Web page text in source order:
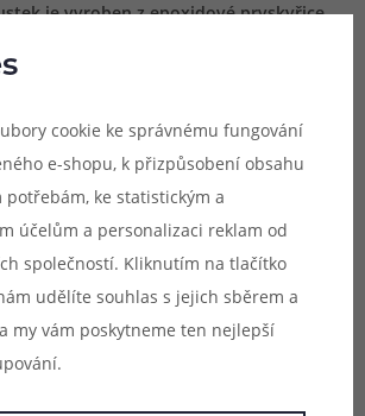
je vyroben z epoxidové pryskyřice
kus má jinou barvu a vzor. Tyto
předem určit a náustky jsou
cookie ke správnému fungování
e-shopu, k přizpůsobení obsahu
potřebám, ke statistickým a
účelům a personalizaci reklam od
společností. Kliknutím na tlačítko
udělíte souhlas s jejich sběrem a
my vám poskytneme ten nejlepší